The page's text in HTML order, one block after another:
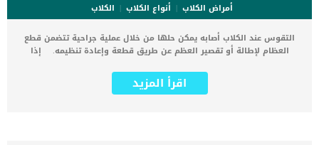
أمراض الكلاب أنواع الكلاب
الكلاب
التقوس عند الكلاب أصابه يمكن حلها من خلال عملية جراحية تتضمن قطع
العظام لإطالة أو تقصير العظم عن طريق قطعة وإعادة تنظيمه. إذا
وضعها الطبيعى فتوجه به فورا الى العيادة البيطرية. اقرأ ايضا: خلل نمو
العظام عند الكلاب .. الاسباب والعلاج التقوس عند الكلاب نتيجة لأسباب
اقرأ المزيد